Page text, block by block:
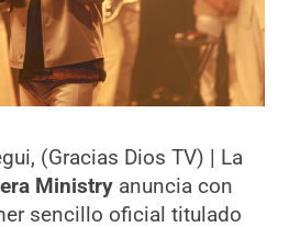
(Gracias Dios TV) | La
Ministry anuncia con
sencillo oficial titulado